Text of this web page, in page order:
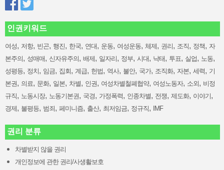
인권키워드
여성, 저항, 빈곤, 행진, 한국, 연대, 운동, 여성운동, 체제, 권리, 조직, 정책, 자
본주의, 성매매, 신자유주의, 배제, 일자리, 정부, 시대, 낙태, 투표, 실업, 노동,
성평등, 정치, 임금, 집회, 계급, 헌법, 역사, 불안, 국가, 조직화, 자본, 세력, 기
본권, 의료, 문화, 일본, 차별, 인권, 여성차별철폐협약, 여성노동자, 소외, 비정
규직, 노동시장, 노동기본권, 국경, 가정폭력, 인종차별, 전쟁, 제도화, 이야기,
경제, 불평등, 범죄, 페미니즘, 출산, 최저임금, 정규직, IMF
권리 분류
차별받지 않을 권리
개인정보에 관한 권리/사생활보호